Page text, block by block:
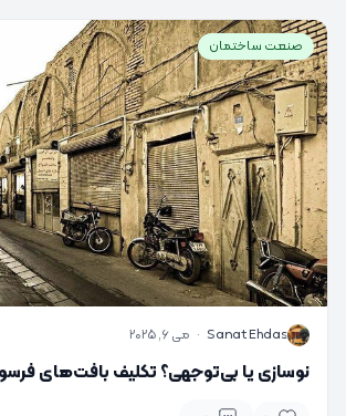
صنعت ساختمان
S
Sanat Ehdas
· می 6, 2025
نوسازی یا بی‌توجهی؟ تکلیف بافت‌های